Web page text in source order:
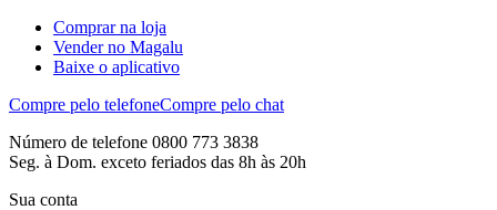
Comprar na loja
Vender no Magalu
Baixe o aplicativo
Compre pelo telefoneCompre pelo chat
Número de telefone 0800 773 3838
Seg. à Dom. exceto feriados das 8h às 20h
Sua conta